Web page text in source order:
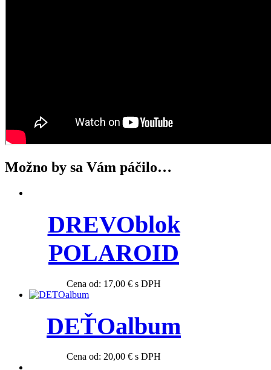
Možno by sa Vám páčilo…
DREVOblok
POLAROID
Cena od: 17,00 € s DPH
DEŤOalbum
Cena od: 20,00 € s DPH